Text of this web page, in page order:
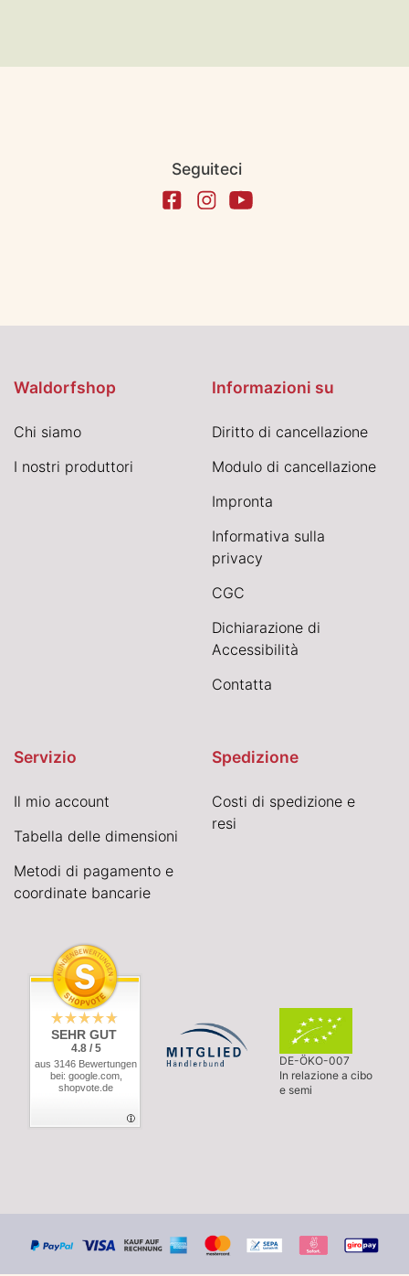
Seguiteci
Waldorfshop
Chi siamo
I nostri produttori
Informazioni su
Diritto di cancellazione
Modulo di cancellazione
Impronta
Informativa sulla
privacy
CGC
Dichiarazione di
Accessibilità
Contatta
Servizio
Il mio account
Tabella delle dimensioni
Metodi di pagamento e
coordinate bancarie
Spedizione
Costi di spedizione e
resi
SEHR GUT
4.8 / 5
aus 3146 Bewertungen
bei: google.com,
shopvote.de
DE-ÖKO-007
In relazione a cibo
e semi